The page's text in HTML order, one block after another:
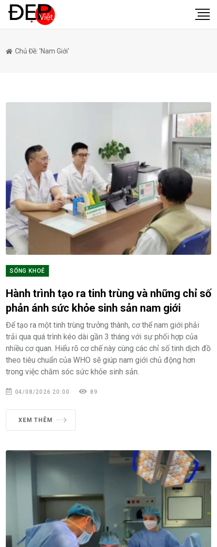
Chủ Đề: 'nam Giới'
SỐNG KHOẺ
Hành trình tạo ra tinh trùng và những chỉ số
phản ánh sức khỏe sinh sản nam giới
Để tạo ra một tinh trùng trưởng thành, cơ thể nam giới phải
trải qua quá trình kéo dài gần 3 tháng với sự phối hợp của
nhiều cơ quan. Hiểu rõ cơ chế này cùng các chỉ số tinh dịch đồ
theo tiêu chuẩn của WHO sẽ giúp nam giới chủ động hơn
trong việc chăm sóc sức khỏe sinh sản.
04/08/2026 20:00 89
XEM THÊM